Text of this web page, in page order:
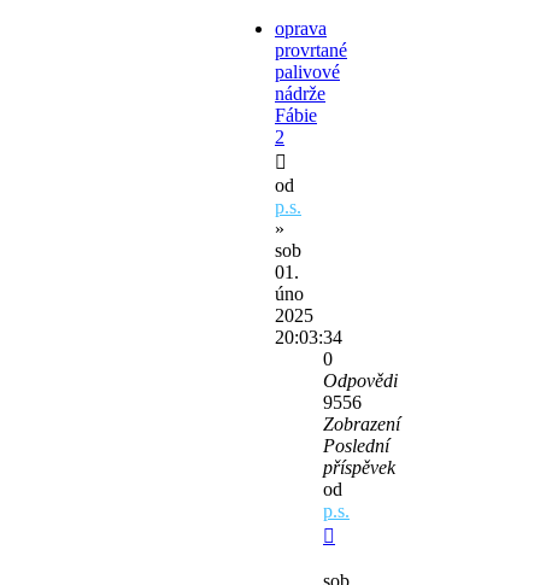
oprava
provrtané
palivové
nádrže
Fábie
2
od
p.s.
»
sob
01.
úno
2025
20:03:34
0
Odpovědi
9556
Zobrazení
Poslední
příspěvek
od
p.s.